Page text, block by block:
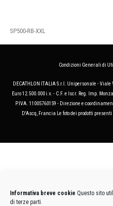
Informativa breve cookie Questo sito
di terze parti.
SP500-RB-XXL
Condizioni Generali di
DECATHLON ITALIA S.r.l. Unipersonale -
Euro 12.500.000 i.v. - C.F. e Iscr. Reg. Imp.
P.IVA. 11005760159 - Direzione e
D'Ascq, Francia Le foto dei prodotti